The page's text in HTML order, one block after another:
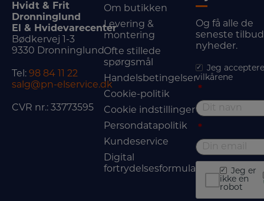
Hvidt & Frit
Dronninglund
El & Hvidevarecenter
Bødkervej 1-3
9330 Dronninglund
Tel: 98 84 11 22
salg@pn-elservice.dk
CVR nr.: 33773595
Om butikken
Levering &
montering
Ofte stillede
spørgsmål
Handelsbetingelser
Cookie-politik
Cookie indstillinger
Persondatapolitik
Kundeservice
Digital
fortrydelsesformular
Og få alle de
seneste
nyheder.
Jeg
vilkårene
*
*
Jeg er
ikke en
robot